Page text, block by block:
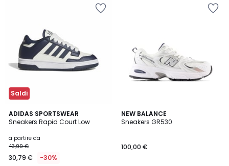
Saldi
ADIDAS SPORTSWEAR
Sneakers Rapid Court Low
a partire da
43,99 €
30,79 € -30%
4,8
/ 5
3
Colori
NEW BALANCE
Sneakers GR530
100,00 €
4,7
/ 5